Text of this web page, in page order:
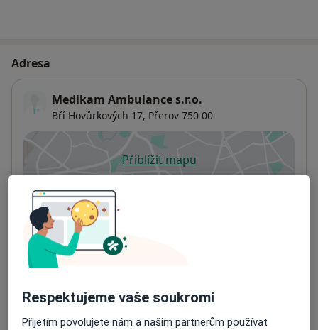
Adresa
Medikam Ambulance s.r.o.
Bří Hovůrkových 17, Přerov 750 00
Přiblížit mapuse otevře v nové záložce
Dostupnost
Na této adrese online kalendář není aktivní
Co mám v takové situaci udělat?
Způsoby platby (soukromé návštěvy)
Detaily
Respektujeme vaše soukromí
Přijetím povolujete nám a našim partnerům používat